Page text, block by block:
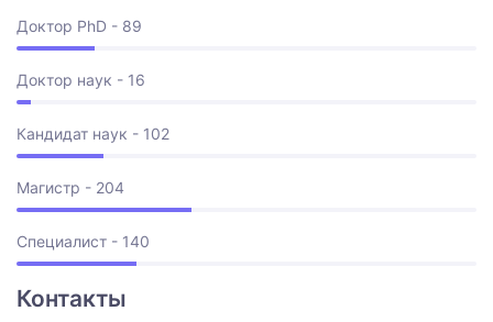
Доктор PhD - 89
Доктор наук - 16
Кандидат наук - 102
Магистр - 204
Специалист - 140
Контакты